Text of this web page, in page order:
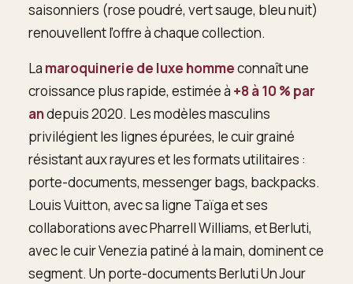
saisonniers (rose poudré, vert sauge, bleu nuit)
renouvellent l’offre à chaque collection.
La maroquinerie de luxe hommeconnaît une
croissance plus rapide, estimée à +8 à 10 % par
andepuis 2020. Les modèles masculins
privilégient les lignes épurées, le cuir grainé
résistant aux rayures et les formats utilitaires :
porte-documents, messenger bags, backpacks.
Louis Vuitton, avec sa ligne Taïga et ses
collaborations avec Pharrell Williams, et Berluti,
avec le cuir Venezia patiné à la main, dominent ce
segment. Un porte-documents Berluti Un Jour